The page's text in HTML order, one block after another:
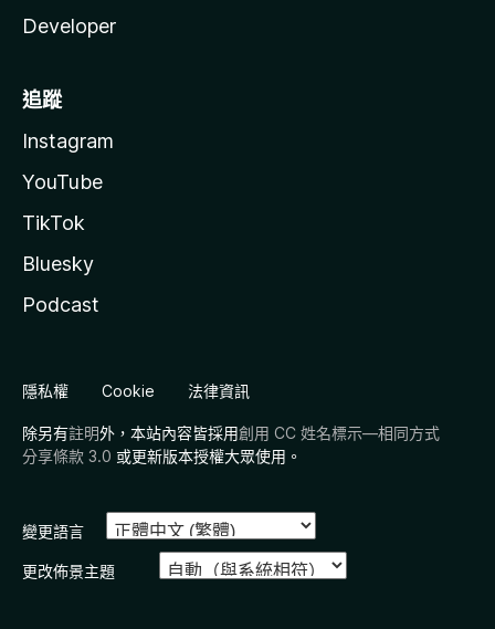
Developer
追蹤
Instagram
YouTube
TikTok
Bluesky
Podcast
隱私權 Cookie 法律資訊
除另有註明外，本站內容皆採用創用 CC 姓名標示—相同方式
分享條款 3.0 或更新版本授權大眾使用。
變更語言
更改佈景主題